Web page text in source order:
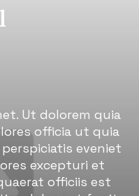
Ut dolorem quia
officia ut quia
eveniet
excepturi et
officiis est